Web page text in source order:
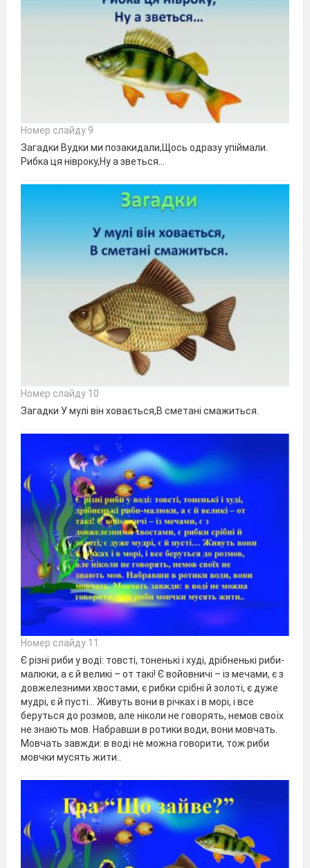
Номер слайду 9
Загадки Вудки ми позакидали,Щось одразу упіймали.
Рибка ця нівроку,Ну а зветься…
Номер слайду 10
Загадки У мулі він ховається,В сметані смажиться.
Номер слайду 11
Є різні риби у воді: товсті, тоненькі і худі, дрібненькі риби-
малюки, а є й великі – от такі! Є войовничі – із мечами, є з
довжелезними хвостами, є рибки срібні й золоті, є дуже
мудрі, є й пусті… Живуть вони в річках і в морі, і все
беруться до розмов, але ніколи не говорять, немов своїх
не знають мов. Набравши в ротики води, вони мовчать.
Мовчать завжди: в воді не можна говорити, тож риби
мовчки мусять жити..